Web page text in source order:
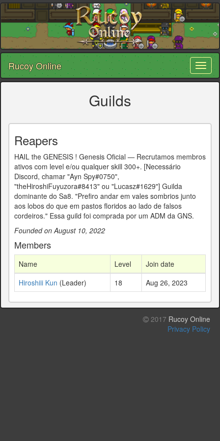
Rucoy Online
Guilds
Reapers
HAIL the GENESIS ! Genesis Oficial — Recrutamos membros
ativos com level e/ou qualquer skill 300+. [Necessário
Discord, chamar "Ayn Spy#0750",
"theHiroshiFuyuzora#8413" ou "Lucasz#1629"] Guilda
dominante do Sa8. "Prefiro andar em vales sombrios junto
aos lobos do que em pastos floridos ao lado de falsos
cordeiros." Essa guild foi comprada por um ADM da GNS.
Founded on August 10, 2022
Members
Name Level
Join date
Hiroshiii Kun (Leader) 18 Aug 26, 2023
2017 Rucoy Online
Privacy Policy